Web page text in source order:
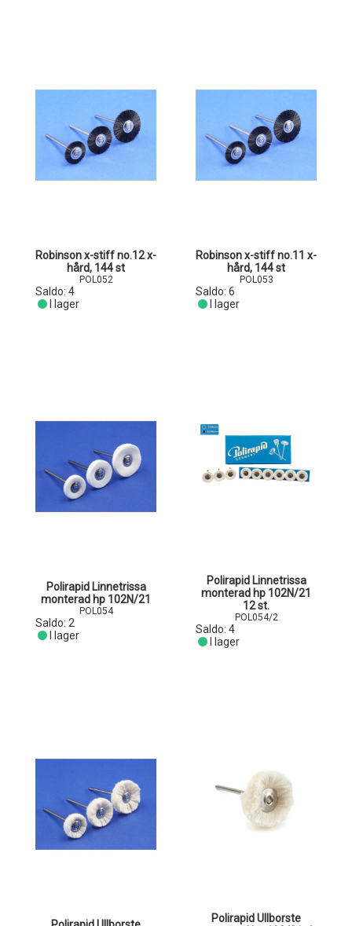
Robinson x-stiff no.12 x-
hård, 144 st
POL052
Saldo: 4
I lager
Robinson x-stiff no.11 x-
hård, 144 st
POL053
Saldo: 6
I lager
Polirapid Linnetrissa
monterad hp 102N/21
POL054
Saldo: 2
I lager
Polirapid Linnetrissa
monterad hp 102N/21
12 st.
POL054/2
Saldo: 4
I lager
Polirapid Ullborste